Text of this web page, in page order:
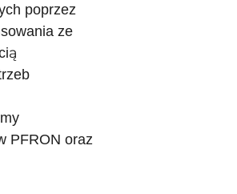
poprzez
ze
PFRON oraz